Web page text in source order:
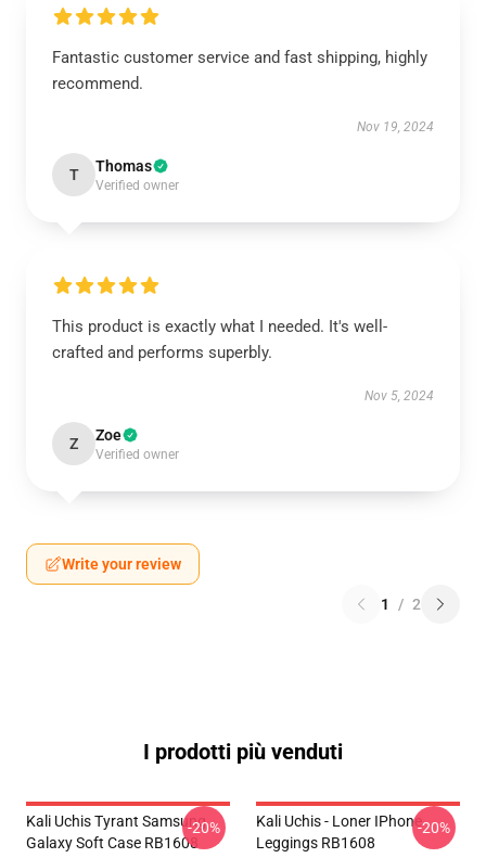
Fantastic customer service and fast shipping, highly
recommend.
Nov 19, 2024
T Thomas
Verified owner
This product is exactly what I needed. It's well-
crafted and performs superbly.
Nov 5, 2024
Z Zoe
Verified owner
Write your review
1 / 2
I prodotti più venduti
Kali Uchis Tyrant Samsung
Galaxy Soft Case RB1608
-20%
Kali Uchis - Loner IPhone
Leggings RB1608
-20%